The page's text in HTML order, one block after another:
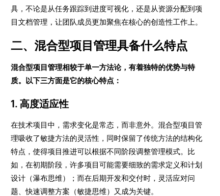
具，不论是从任务跟踪到进度可视化，还是从资源分配到项
目文档管理，让团队成员更加聚焦在核心的创造性工作上。
二、混合型项目管理具备什么特点
混合型项目管理相较于单一方法论，有着独特的优势与特
质。以下三方面是它的核心特点：
1. 高度适应性
在技术项目中，需求变化是常态，而非意外。混合型项目管
理吸收了敏捷方法的灵活性，同时保留了传统方法的结构化
特点，使得项目推进可以根据不同阶段调整管理模式。比
如，在初期阶段，许多项目可能需要细致的需求定义和计划
设计（瀑布思维）；而在后期开发和交付时，灵活应对问
题、快速调整方案（敏捷思维）又成为关键。